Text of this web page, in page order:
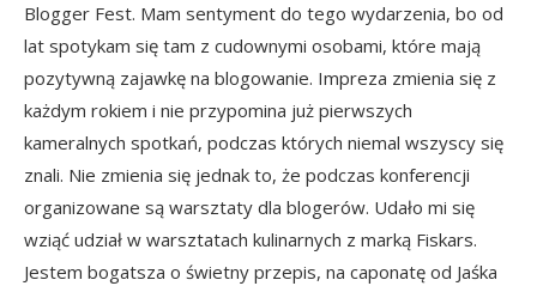
Blogger Fest. Mam sentyment do tego wydarzenia, bo od
lat spotykam się tam z cudownymi osobami, które mają
pozytywną zajawkę na blogowanie. Impreza zmienia się z
każdym rokiem i nie przypomina już pierwszych
kameralnych spotkań, podczas których niemal wszyscy się
znali. Nie zmienia się jednak to, że podczas konferencji
organizowane są warsztaty dla blogerów. Udało mi się
wziąć udział w warsztatach kulinarnych z marką Fiskars.
Jestem bogatsza o świetny przepis, na caponatę od Jaśka